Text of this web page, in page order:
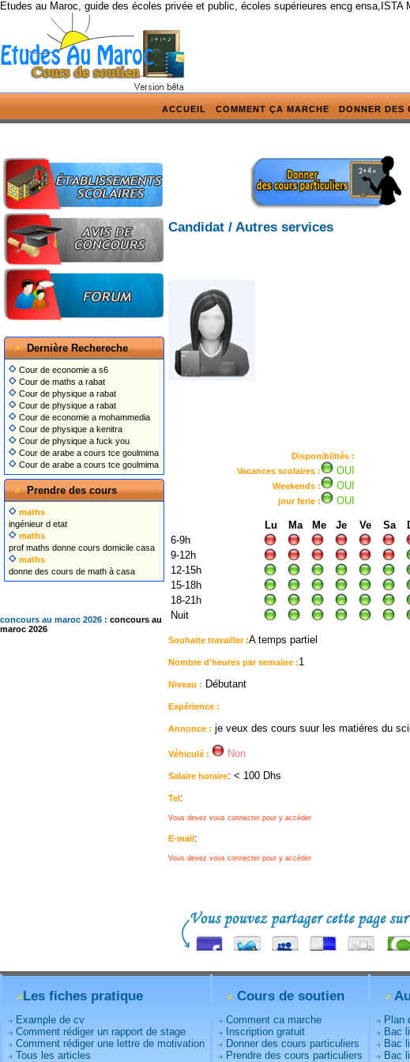
Etudes au Maroc, guide des écoles privée et public, écoles supérieures encg
ACCUEIL COMMENT ÇA MARCHE DONNER DES
Dernière Rechereche
Cour de economie a s6
Cour de maths a rabat
Cour de physique a rabat
Cour de physique a rabat
Cour de economie a mohammedia
Cour de physique a kenitra
Cour de physique a fuck you
Cour de arabe a cours tce goulmima
Cour de arabe a cours tce goulmima
Prendre des cours
maths
ingénieur d etat
maths
prof maths donne cours domicile casa
maths
donne des cours de math à casa
concours au maroc 2026 : concours au
maroc 2026
Candidat / Autres services
Disponibilités :
Vacances scolaires :
OUI
Weekends : OUI
jour ferie : OUI
Lu Ma Me Je Ve Sa
6-9h
9-12h
12-15h
15-18h
18-21h
Nuit
Souhaite travailler :A temps partiel
Nombre d'heures par semaine :1
Niveau : Débutant
Expérience :
Annonce : je veux des cours suur les matiéres du
Véhiculé : Non
Salaire horaire: < 100 Dhs
Tel:
Vous devez vous connecter pour y accèder
E-mail:
Vous devez vous connecter pour y accèder
Les fiches pratique
Example de cv
Comment rédiger un rapport de stage
Comment rédiger une lettre de motivation
Tous les articles
Cours de soutien
Comment ca marche
Inscription gratuit
Donner des cours particuliers
Prendre des cours particuliers
Plan
Bac
Bac
Bac